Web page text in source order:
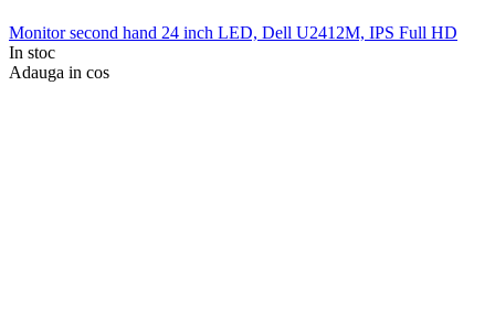
Monitor second hand 24 inch LED, Dell U2412M, IPS Full HD
In stoc
Adauga in cos